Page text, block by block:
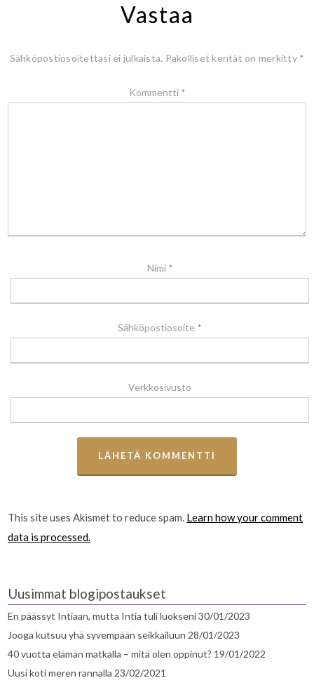
Vastaa
Sähköpostiosoitettasi ei julkaista. Pakolliset kentät on merkitty *
Kommentti *
Nimi *
Sähköpostiosoite *
Verkkosivusto
This site uses Akismet to reduce spam. Learn how your comment
data is processed.
Uusimmat blogipostaukset
En päässyt Intiaan, mutta Intia tuli luokseni30/01/2023
Jooga kutsuu yhä syvempään seikkailuun 28/01/2023
40 vuotta elämän matkalla – mitä olen oppinut? 19/01/2022
Uusi koti meren rannalla 23/02/2021